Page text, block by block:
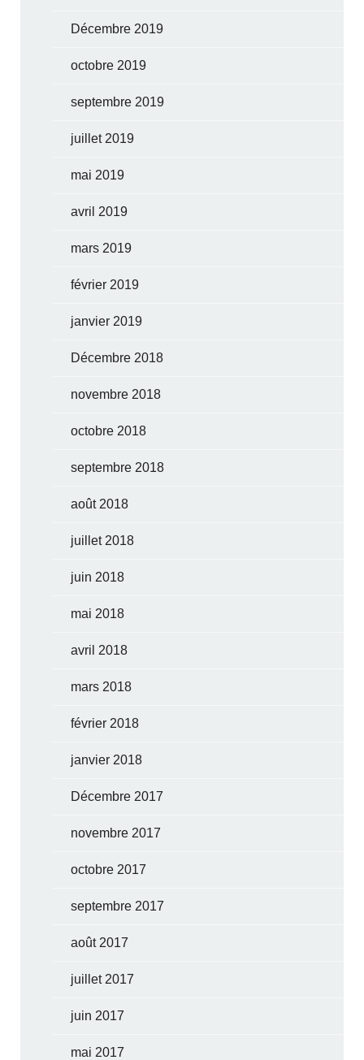
Décembre 2019
octobre 2019
septembre 2019
juillet 2019
mai 2019
avril 2019
mars 2019
février 2019
janvier 2019
Décembre 2018
novembre 2018
octobre 2018
septembre 2018
août 2018
juillet 2018
juin 2018
mai 2018
avril 2018
mars 2018
février 2018
janvier 2018
Décembre 2017
novembre 2017
octobre 2017
septembre 2017
août 2017
juillet 2017
juin 2017
mai 2017